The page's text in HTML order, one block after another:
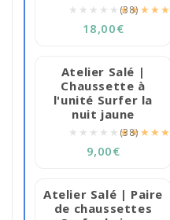
★★★★★ ★★★★★
(38)
18,00€
Atelier Salé |
Chaussette à
l'unité Surfer la
nuit jaune
★★★★★ ★★★★★
(38)
9,00€
Atelier Salé | Paire
de chaussettes